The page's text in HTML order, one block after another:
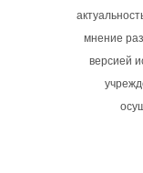
мнение
версией